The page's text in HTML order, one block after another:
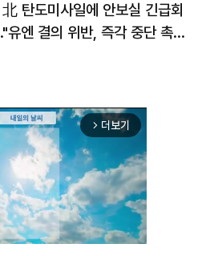
탄도미사일에 안보실 긴급회
유엔 결의 위반, 즉각 중단 촉
arrow_forward_ios 더보기